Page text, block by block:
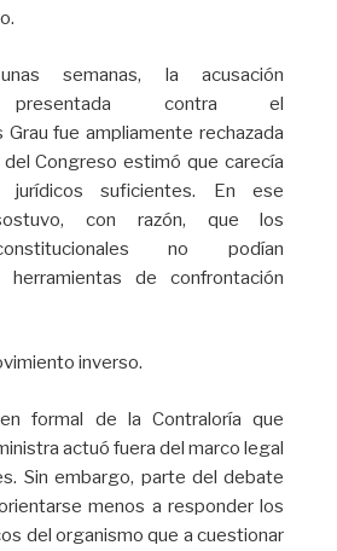
semanas, la acusación
presentada contra el
fue ampliamente rechazada
Congreso estimó que carecía
jurídicos suficientes. En ese
con razón, que los
no podían
herramientas de confrontación
inverso.
formal de la Contraloría que
actuó fuera del marco legal
Sin embargo, parte del debate
menos a responder los
del organismo que a cuestionar